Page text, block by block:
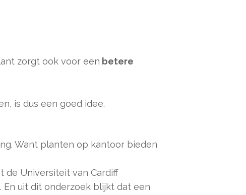
zorgt ook voor een betere
is dus een goed idee.
Want planten op kantoor bieden
de Universiteit van Cardiff
uit dit onderzoek blijkt dat een